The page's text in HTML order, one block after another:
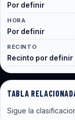
Por definir
HORA
Por definir
RECINTO
Recinto por definir
TABLA
Sigue la